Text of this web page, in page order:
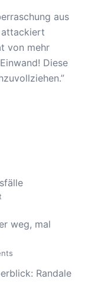
aus
attackiert
von mehr
Diese
”
weg, mal
Randale